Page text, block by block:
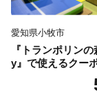
愛知県小牧市
『トランポリン
y』で使えるクー